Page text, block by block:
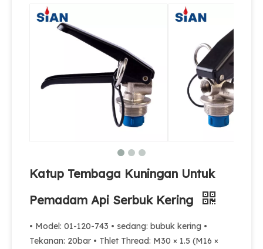
Dry Powder Fire Extinguisher Aluminium Alloy Forged Valve Dengan Perangkat Keamanan Katup Pemadam Api Dengan Persetujuan CE Katup Kuningan Merek SiAN Untuk Pemadam Api Serbuk Kering
Katup Tembaga Kuningan Untuk
Pemadam Api Serbuk Kering
• Model: 01-120-743 • sedang: bubuk kering •
Tekanan: 20bar • Thlet Thread: M30 × 1.5 (M16 ×